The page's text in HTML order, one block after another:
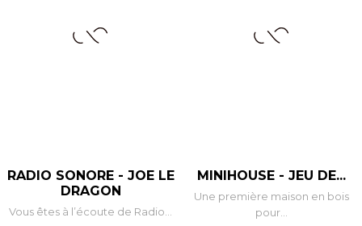
RADIO SONORE - JOE LE
DRAGON
Vous êtes à l’écoute de Radio...
MINIHOUSE - JEU DE...
Une première maison en bois
pour...